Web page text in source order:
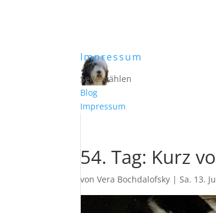
Blog
Impressum
Seite wählen
Blog
Impressum
54. Tag: Kurz
vonVera Bochdalofsky |Sa. 13.